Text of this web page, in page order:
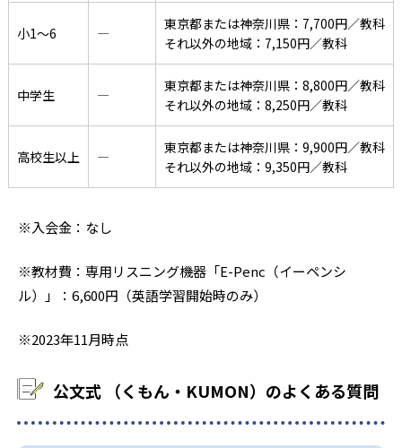
小1〜6 ―
東京都または神奈川県：7,700円／教科
それ以外の地域：7,150円／教科
中学生 ―
東京都または神奈川県：8,800円／教科
それ以外の地域：8,250円／教科
高校生以上 ―
東京都または神奈川県：9,900円／教科
それ以外の地域：9,350円／教科
※入会金：なし
※教材費：専用リスニング機器「E-Penc（イーペンシ
ル）」：6,600円（英語学習開始時のみ）
※2023年11月時点
公文式 （くもん・KUMON）のよくある質問